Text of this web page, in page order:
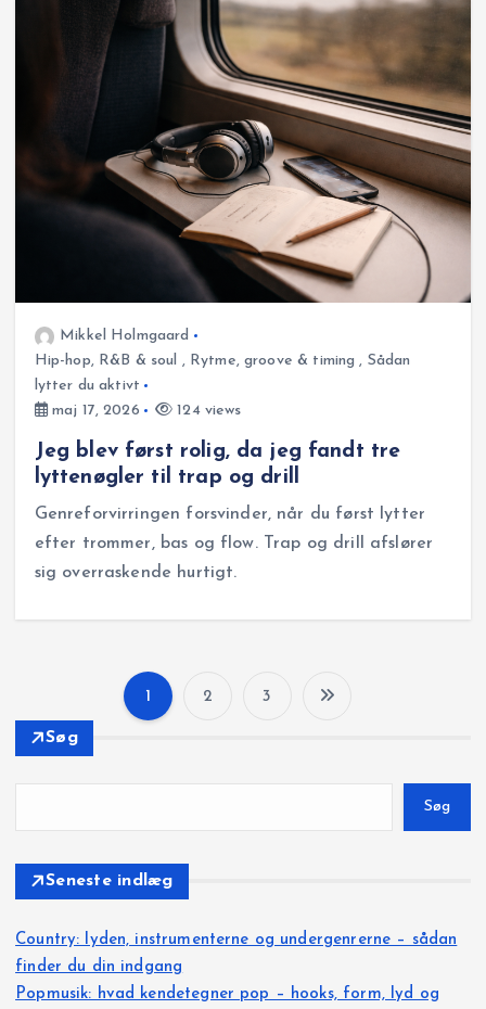
Mikkel Holmgaard
Hip-hop, R&B & soul , Rytme, groove & timing , Sådan
lytter du aktivt
maj 17, 2026
124 views
Jeg blev først rolig, da jeg fandt tre
lyttenøgler til trap og drill
Genreforvirringen forsvinder, når du først lytter
efter trommer, bas og flow. Trap og drill afslører
sig overraskende hurtigt.
n
d
æ
g
1 2 3
Søg
Søg
Seneste indlæg
Country: lyden, instrumenterne og undergenrerne – sådan
finder du din indgang
Popmusik: hvad kendetegner pop – hooks, form, lyd og